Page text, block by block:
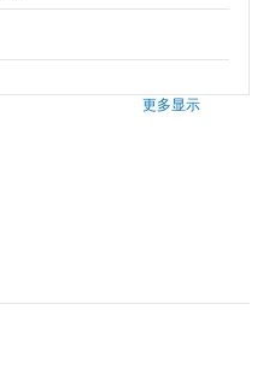
更多显示